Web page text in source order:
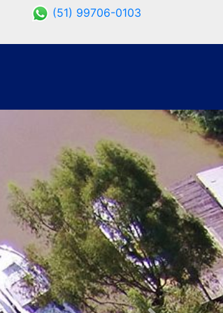
(51) 99706-0103